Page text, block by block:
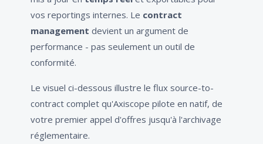
vos reportings internes. Le contract
management devient un argument de
performance - pas seulement un outil de
conformité.
Le visuel ci-dessous illustre le flux source-to-
contract complet qu'Axiscope pilote en natif, de
votre premier appel d'offres jusqu'à l'archivage
réglementaire.